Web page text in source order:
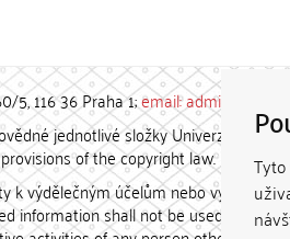
5, 116 36 Praha 1;email: admin-
jednotlivé složky Univerzity
of the copyright law.
výdělečným účelům nebo vydávány
shall not be used for any